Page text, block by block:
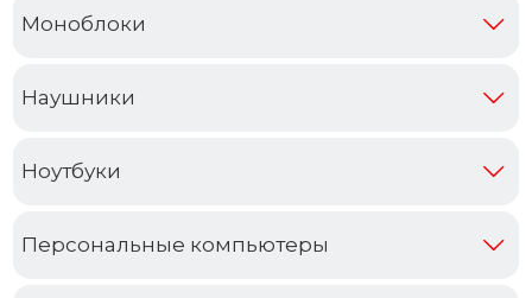
Моноблоки
Наушники
Ноутбуки
Персональные компьютеры